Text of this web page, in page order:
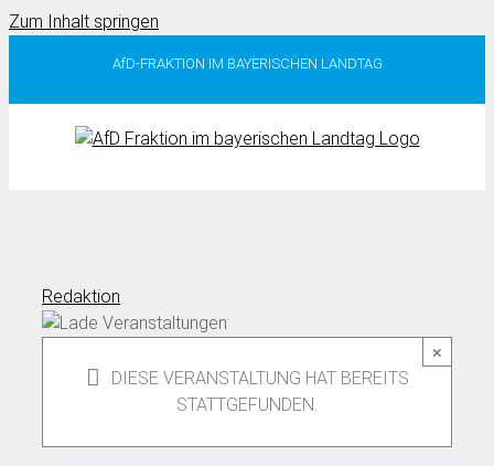
Zum Inhalt springen
AfD-FRAKTION IM BAYERISCHEN LANDTAG
Redaktion
×
DIESE VERANSTALTUNG HAT BEREITS
STATTGEFUNDEN.